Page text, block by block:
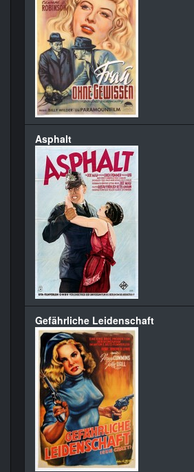
Asphalt
Gefährliche Leidenschaft